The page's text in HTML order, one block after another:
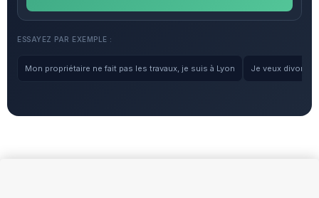
ESSAYEZ PAR EXEMPLE :
Mon propriétaire ne fait pas les travaux, je suis à Lyon Je veux